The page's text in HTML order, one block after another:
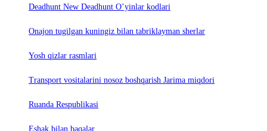
Deadhunt New Deadhunt O’yinlar kodlari
Onajon tugilgan kuningiz bilan tabriklayman sherlar
Yosh qizlar rasmlari
Trаnsport vositаlаrini nosoz boshqаrish Jаrimа miqdori
Ruanda Respublikasi
Eshak bilan baqalar